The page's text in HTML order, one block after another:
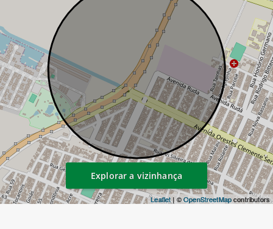
Leaflet | ©OpenStreetMapcontributors
Explorar a vizinhança